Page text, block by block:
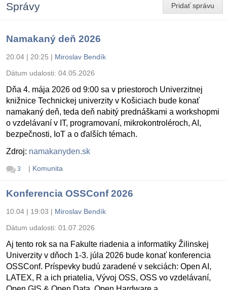
Pridať správu
Správy
Namakaný deň 2026
20.04 | 20:25 | Miroslav Bendík
Dátum udalosti: 04.05.2026
Dňa 4. mája 2026 od 9:00 sa v priestoroch Univerzitnej
knižnice Technickej univerzity v Košiciach bude konať
namakaný deň, teda deň nabitý prednáškami a workshopmi
o vzdelávaní v IT, programovaní, mikrokontroléroch, AI,
bezpečnosti, IoT a o ďalších témach.
Zdroj: namakanyden.sk
3 | Komunita
Konferencia OSSConf 2026
10.04 | 19:03 | Miroslav Bendík
Dátum udalosti: 01.07.2026
Aj tento rok sa na Fakulte riadenia a informatiky Žilinskej
Univerzity v dňoch 1-3. júla 2026 bude konať konferencia
OSSConf. Príspevky budú zaradené v sekciách: Open AI,
LATEX, R a ich priatelia, Vývoj OSS, OSS vo vzdelávaní,